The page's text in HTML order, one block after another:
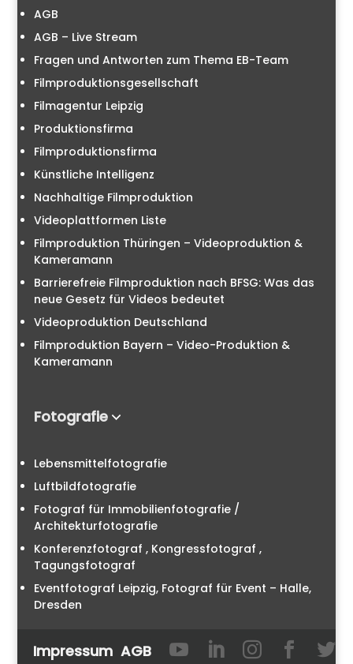
AGB
AGB – Live Stream
Fragen und Antworten zum Thema EB-Team
Filmproduktionsgesellschaft
Filmagentur Leipzig
Produktionsfirma
Filmproduktionsfirma
Künstliche Intelligenz
Nachhaltige Filmproduktion
Videoplattformen Liste
Filmproduktion Thüringen – Videoproduktion &
Kameramann
Barrierefreie Filmproduktion nach BFSG: Was das
neue Gesetz für Videos bedeutet
Videoproduktion Deutschland
Filmproduktion Bayern – Video-Produktion &
Kameramann
Fotografie
Lebensmittelfotografie
Luftbildfotografie
Fotograf für Immobilienfotografie /
Architekturfotografie
Konferenzfotograf , Kongressfotograf ,
Tagungsfotograf
Eventfotograf Leipzig, Fotograf für Event – Halle,
Dresden
Impressum AGB     